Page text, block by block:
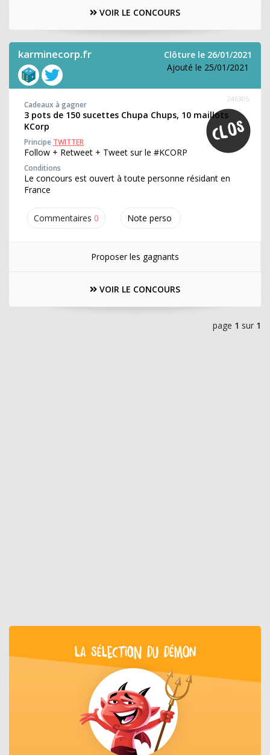
VOIR LE CONCOURS
karminecorp.fr
Clôture le 26/01/2021
Ajouté le 25/01/2021
Commentaires 0 Note perso
246305
Cadeaux à gagner
3 pots de 150 sucettes Chupa Chups, 10 maillots
KCorp
Principe TWITTER
Follow + Retweet + Tweet sur le #KCORP
Conditions
Le concours est ouvert à toute personne résidant en
France
Proposer les gagnants
VOIR LE CONCOURS
page 1 sur 1
LA SÉLECTION DU DÉMON